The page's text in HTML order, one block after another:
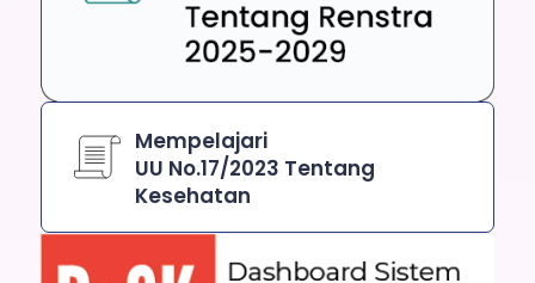
Mempelajari
UU No.17/2023 Tentang
Kesehatan